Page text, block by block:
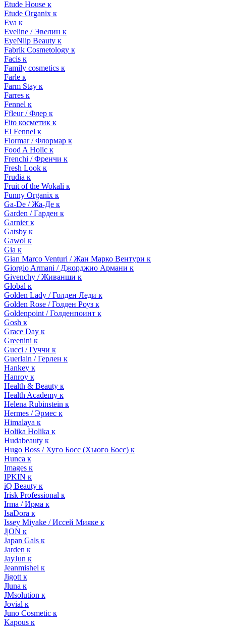
Etude House к
Etude Organix к
Eva к
Eveline / Эвелин к
EyeNlip Beauty к
Fabrik Cosmetology к
Facis к
Family cosmetics к
Farle к
Farm Stay к
Farres к
Fennel к
Ffleur / Флер к
Fito косметик к
FJ Fennel к
Flormar / Флормар к
Food A Holic к
Frenchi / Френчи к
Fresh Look к
Frudia к
Fruit of the Wokali к
Funny Organix к
Ga-De / Жа-Де к
Garden / Гарден к
Garnier к
Gatsby к
Gawol к
Gia к
Gian Marco Venturi / Жан Марко Вентури к
Giorgio Armani / Джорджио Армани к
Givenchy / Живанши к
Global к
Golden Lady / Голден Леди к
Golden Rose / Голден Роуз к
Goldenpoint / Голденпоинт к
Gosh к
Grace Day к
Greenini к
Gucci / Гуччи к
Guerlain / Герлен к
Hankey к
Hanroy к
Health & Beauty к
Health Academy к
Helena Rubinstein к
Hermes / Эрмес к
Himalaya к
Holika Holika к
Hudabeauty к
Hugo Boss / Хуго Босс (Хьюго Босс) к
Hunca к
Images к
IPKIN к
iQ Beauty к
Irisk Professional к
Irma / Ирма к
IsaDora к
Issey Miyake / Иссей Мияке к
J|ON к
Japan Gals к
Jarden к
JayJun к
Jeanmishel к
Jigott к
Jluna к
JMsolution к
Jovial к
Juno Cosmetic к
Kapous к